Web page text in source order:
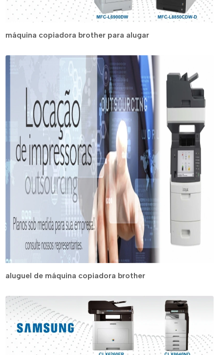
máquina copiadora brother para alugar
aluguel de máquina copiadora brother